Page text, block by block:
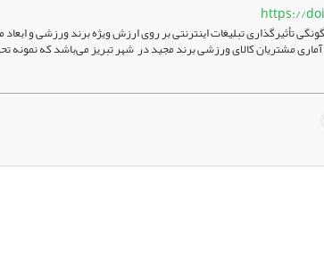
https://
تأثیرگذاری تبلیغات اینترنتی بر روی ارزش ویژه برند ورزشی و